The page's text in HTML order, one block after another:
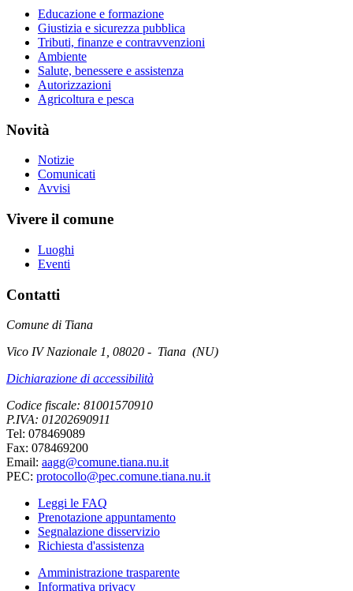
Educazione e formazione
Giustizia e sicurezza pubblica
Tributi, finanze e contravvenzioni
Ambiente
Salute, benessere e assistenza
Autorizzazioni
Agricoltura e pesca
Novità
Notizie
Comunicati
Avvisi
Vivere il comune
Luoghi
Eventi
Contatti
Comune di Tiana
Vico IV Nazionale 1, 08020 - Tiana (NU)
Dichiarazione di accessibilità
Codice fiscale: 81001570910
P.IVA: 01202690911
Tel: 078469089
Fax: 078469200
Email: aagg@comune.tiana.nu.it
PEC: protocollo@pec.comune.tiana.nu.it
Leggi le FAQ
Prenotazione appuntamento
Segnalazione disservizio
Richiesta d'assistenza
Amministrazione trasparente
Informativa privacy